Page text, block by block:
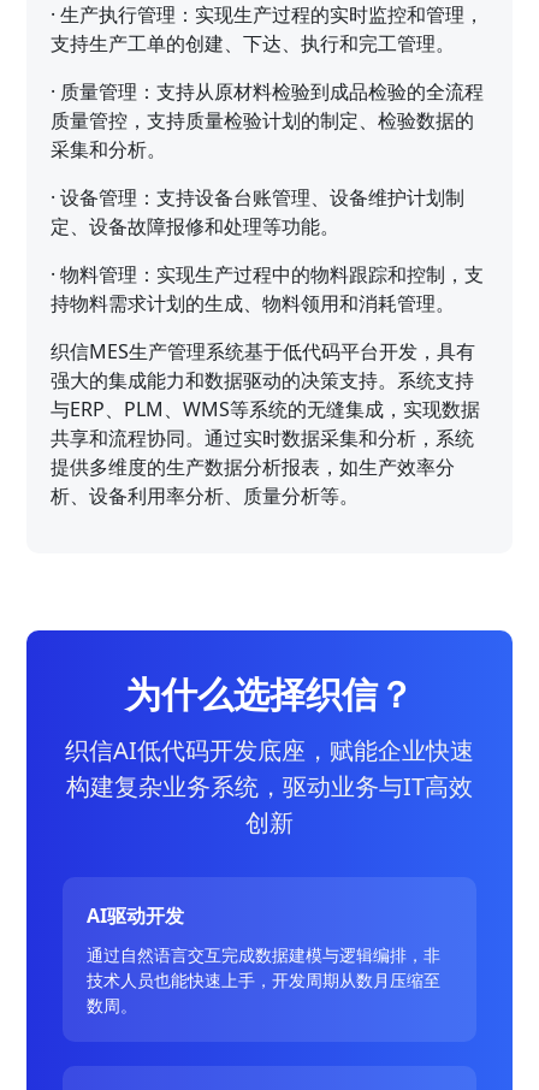
·生产执行管理：实现生产过程的实时监控和管理，
支持生产工单的创建、下达、执行和完工管理。
· 质量管理：支持从原材料检验到成品检验的全流程
质量管控，支持质量检验计划的制定、检验数据的
采集和分析。
·设备管理：支持设备台账管理、设备维护计划制
定、设备故障报修和处理等功能。
·物料管理：实现生产过程中的物料跟踪和控制，支
持物料需求计划的生成、物料领用和消耗管理。
织信MES生产管理系统基于低代码平台开发，具有
强大的集成能力和数据驱动的决策支持。系统支持
与ERP、PLM、WMS等系统的无缝集成，实现数据
共享和流程协同。通过实时数据采集和分析，系统
提供多维度的生产数据分析报表，如生产效率分
析、设备利用率分析、质量分析等。
为什么选择织信？
织信AI低代码开发底座，赋能企业快速
构建复杂业务系统，驱动业务与IT高效
创新
AI驱动开发
通过自然语言交互完成数据建模与逻辑编排，非
技术人员也能快速上手，开发周期从数月压缩至
数周。